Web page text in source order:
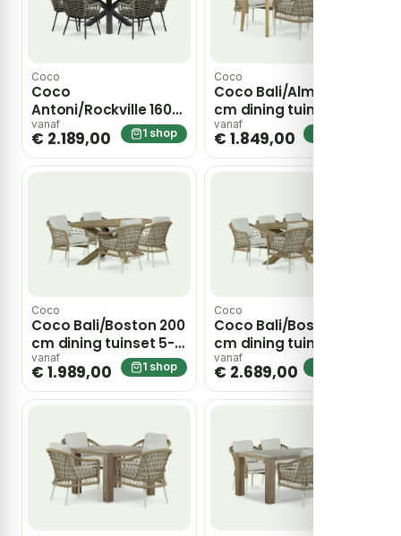
Coco
Coco
Antoni/Rockville 160
cm dining tuinset 7-
delig – Grijs-
antraciet
vanaf
€ 2.189,00 1 shop
Coco
Coco Bali/Almeria 170
cm dining tuinset 5-
delig – Taupe-
naturel-bruin
vanaf
€ 1.849,00
Coco
Coco Bali/Boston 200
cm dining tuinset 5-
delig – Taupe-
naturel-bruin
vanaf
€ 1.989,00 1 shop
Coco
Coco Bali/Boston 240
cm dining tuinset 7-
delig – Taupe-
naturel-bruin
vanaf
€ 2.689,00